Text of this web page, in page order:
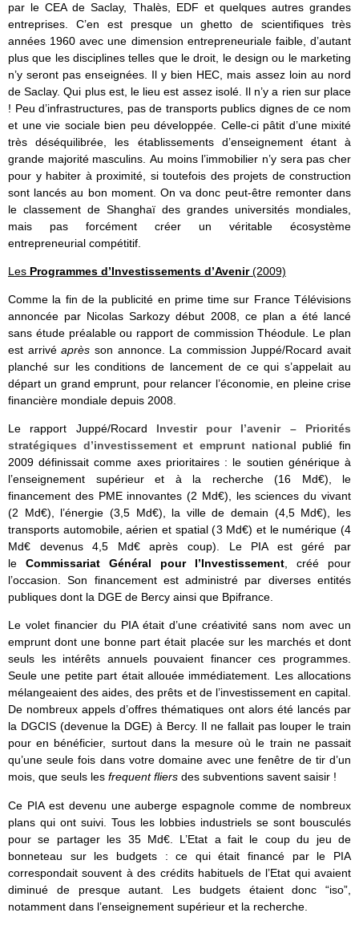
par le CEA de Saclay, Thalès, EDF et quelques autres grandes
entreprises. C’en est presque un ghetto de scientifiques très
années 1960 avec une dimension entrepreneuriale faible, d’autant
plus que les disciplines telles que le droit, le design ou le marketing
n’y seront pas enseignées. Il y bien HEC, mais assez loin au nord
de Saclay. Qui plus est, le lieu est assez isolé. Il n’y a rien sur place
! Peu d’infrastructures, pas de transports publics dignes de ce nom
et une vie sociale bien peu développée. Celle-ci pâtit d’une mixité
très déséquilibrée, les établissements d’enseignement étant à
grande majorité masculins. Au moins l’immobilier n’y sera pas cher
pour y habiter à proximité, si toutefois des projets de construction
sont lancés au bon moment. On va donc peut-être remonter dans
le classement de Shanghaï des grandes universités mondiales,
mais pas forcément créer un véritable écosystème
entrepreneurial compétitif.
Les Programmes d’Investissements d’Avenir(2009)
Comme la fin de la publicité en prime time sur France Télévisions
annoncée par Nicolas Sarkozy début 2008, ce plan a été lancé
sans étude préalable ou rapport de commission Théodule. Le plan
est arrivéaprès son annonce. La commission Juppé/Rocard avait
planché sur les conditions de lancement de ce qui s’appelait au
départ un grand emprunt, pour relancer l’économie, en pleine crise
financière mondiale depuis 2008.
Le rapport Juppé/Rocard Investir pour l’avenir – Priorités
stratégiques d’investissement et emprunt national publié fin
2009 définissait comme axes prioritaires : le soutien générique à
l’enseignement supérieur et à la recherche (16 Md€), le
financement des PME innovantes (2 Md€), les sciences du vivant
(2 Md€), l’énergie (3,5 Md€), la ville de demain (4,5 Md€), les
transports automobile, aérien et spatial (3 Md€) et le numérique (4
Md€ devenus 4,5 Md€ après coup). Le PIA est géré par
le Commissariat Général pour l’Investissement, créé pour
l’occasion. Son financement est administré par diverses entités
publiques dont la DGE de Bercy ainsi que Bpifrance.
Le volet financier du PIA était d’une créativité sans nom avec un
emprunt dont une bonne part était placée sur les marchés et dont
seuls les intérêts annuels pouvaient financer ces programmes.
Seule une petite part était allouée immédiatement. Les allocations
mélangeaient des aides, des prêts et de l’investissement en capital.
De nombreux appels d’offres thématiques ont alors été lancés par
la DGCIS (devenue la DGE) à Bercy. Il ne fallait pas louper le train
pour en bénéficier, surtout dans la mesure où le train ne passait
qu’une seule fois dans votre domaine avec une fenêtre de tir d’un
mois, que seuls les frequent fliers des subventions savent saisir !
Ce PIA est devenu une auberge espagnole comme de nombreux
plans qui ont suivi. Tous les lobbies industriels se sont bousculés
pour se partager les 35 Md€. L’Etat a fait le coup du jeu de
bonneteau sur les budgets : ce qui était financé par le PIA
correspondait souvent à des crédits habituels de l’Etat qui avaient
diminué de presque autant. Les budgets étaient donc “iso”,
notamment dans l’enseignement supérieur et la recherche.